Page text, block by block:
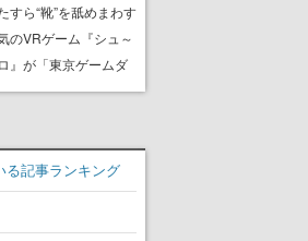
る人間のすれ違いを
すら“靴”を舐めまわす
のVRゲーム『シュ～
』が「東京ゲームダ
ョン」に展示中。キ
めり。公式アカウン
開設され、2026年リ
る記事ランキング